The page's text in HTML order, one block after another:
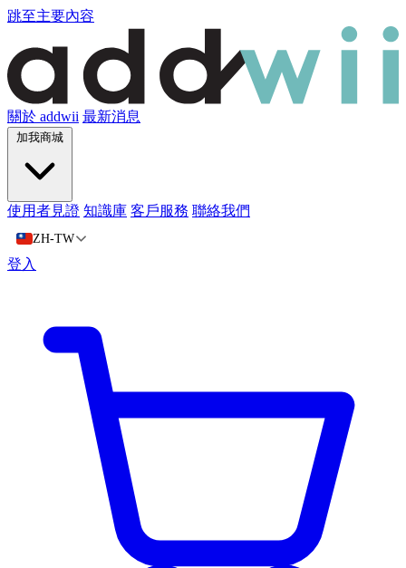
跳至主要內容
關於 addwii 最新消息
加我商城
使用者見證 知識庫 客戶服務 聯絡我們
ZH-TW
登入